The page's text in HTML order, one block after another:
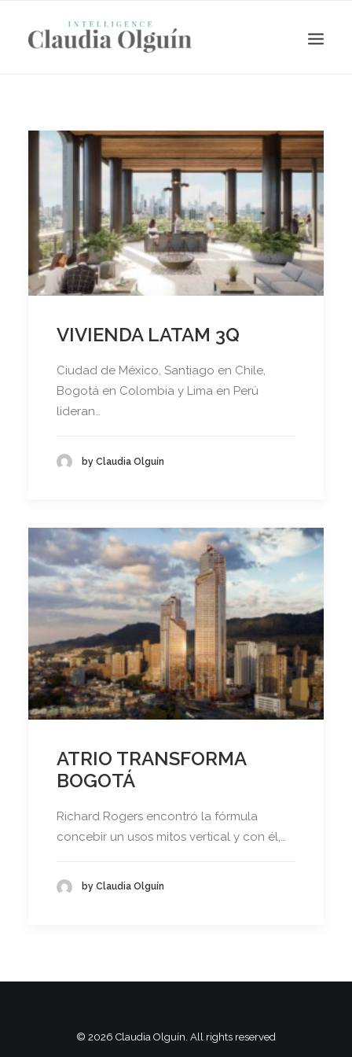
Search
VIVIENDA LATAM 3Q
Ciudad de México, Santiago en Chile,
Bogotá en Colombia y Lima en Perú
lideran…
by Claudia Olguín
ATRIO TRANSFORMA
BOGOTÁ
Richard Rogers encontró la fórmula
concebir un usos mitos vertical y con él,…
by Claudia Olguín
© 2026 Claudia Olguín. All rights reserved